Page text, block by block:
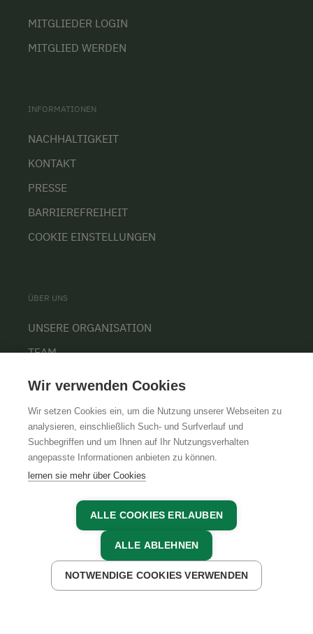
MITGLIEDER LOGIN
MITGLIED WERDEN
INFORMATIONEN
NACHHALTIGKEIT
KONTAKT
PRESSE
BARRIEREFREIHEIT
COOKIE EINSTELLUNGEN
ÜBER UNS
UNSERE ORGANISATION
TEAM
KARRIERE
AGBIMPRESSUMDATENSCHUTZ
Wir verwenden Cookies
Wir setzen Cookies ein, um die Nutzung unserer Webseiten zu
analysieren, einschließlich Such- und Surfverlauf und
Suchbegriffen und um Ihnen auf Ihr Nutzungsverhalten
angepasste Informationen anbieten zu können.
lernen sie mehr über Cookies
ALLE COOKIES ERLAUBEN
ALLE ABLEHNEN
NOTWENDIGE COOKIES VERWENDEN